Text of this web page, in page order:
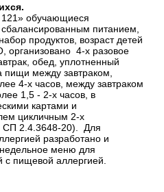
обучающиеся
питанием,
продуктов, возраст детей
4-х разовое
обед, уплотненный
пищи между завтраком,
4-х часов, между завтраком
1,5 - 2-х часов, в
картами и
цикличным 2-х
2.4.3648-20). Для
разработано и
меню для
с пищевой аллергией.